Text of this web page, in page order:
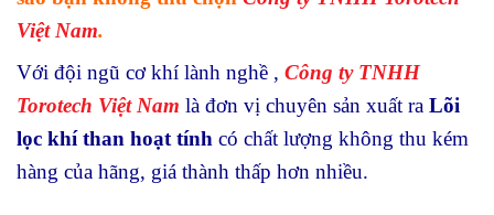
Việt Nam.
Với đội ngũ cơ khí lành nghề , Công ty TNHH
Torotech Việt Nam là đơn vị chuyên sản xuất ra Lõi
lọc khí than hoạt tính có chất lượng không thu kém
hàng của hãng, giá thành thấp hơn nhiều.